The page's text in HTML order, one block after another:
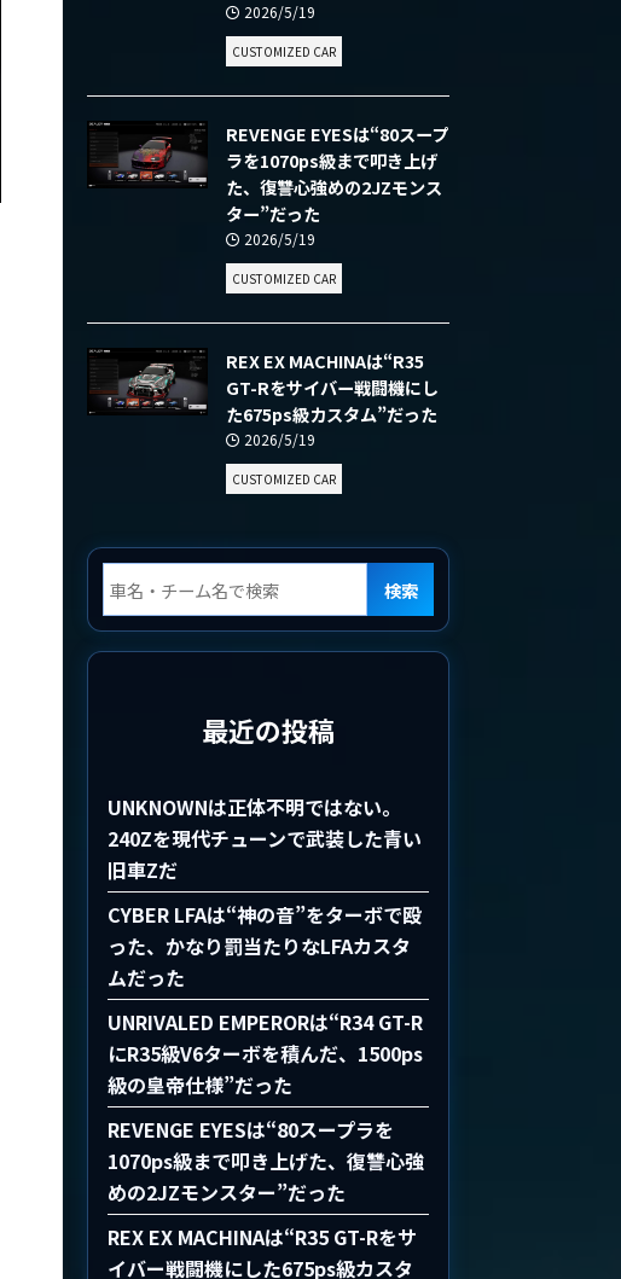
2026/5/19
CUSTOMIZED CAR
REVENGE EYESは“80スープ
ラを1070ps級まで叩き上げ
た、復讐心強めの2JZモンス
ター”だった
2026/5/19
CUSTOMIZED CAR
REX EX MACHINAは“R35
GT-Rをサイバー戦闘機にし
た675ps級カスタム”だった
2026/5/19
CUSTOMIZED CAR
検索
最近の投稿
UNKNOWNは正体不明ではない。
240Zを現代チューンで武装した青い
旧車Zだ
CYBER LFAは“神の音”をターボで殴
った、かなり罰当たりなLFAカスタ
ムだった
UNRIVALED EMPERORは“R34 GT-R
にR35級V6ターボを積んだ、1500ps
級の皇帝仕様”だった
REVENGE EYESは“80スープラを
1070ps級まで叩き上げた、復讐心強
めの2JZモンスター”だった
REX EX MACHINAは“R35 GT-Rをサ
イバー戦闘機にした675ps級カスタ